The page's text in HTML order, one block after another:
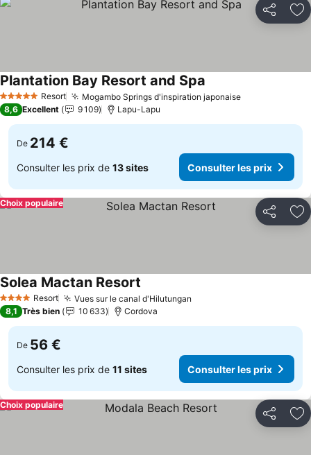
Partager
5 Étoiles Resort Mogambo Springs d'inspiration japonaiseConsulter
Plantation Bay Resort and Spa
8,6 Excellent 9 109 Lapu-Lapu
De 214 €
Consulter les prix de 13 sites Consulter les prix
Partager
Choix populaire
4 Étoiles Resort Vues sur le canal d'Hilutungan
Solea Mactan Resort
8,1 Très bien 10 633 Cordova
De 56 €
Consulter les prix de 11 sites Consulter les prix
Partager
Choix populaire